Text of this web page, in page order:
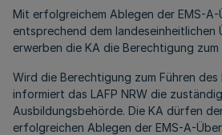
Mit erfolgreichem Ablegen der EMS-
entsprechend dem
erwerben die KA die Berechtigung zum
Wird die Berechtigung zum Führen des
informiert das LAFP NRW die
Ausbildungsbehörde. Die KA dürfen
erfolgreichen Ablegen der EMS-A-